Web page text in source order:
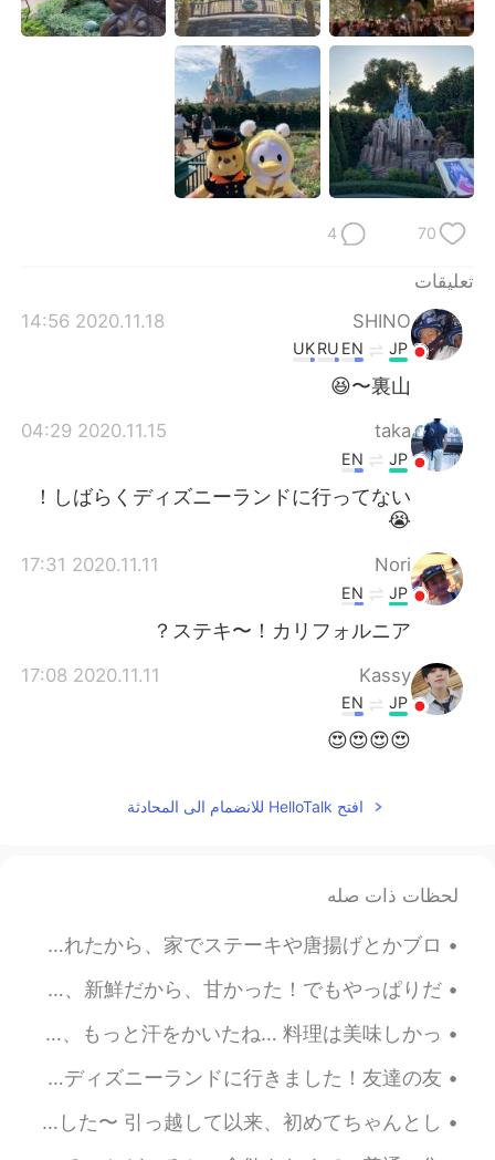
70
4
تعليقات
SHINO
2020.11.18 14:56
JP
EN
RU
UK
裏山〜😆
taka
2020.11.15 04:29
JP
EN
しばらくディズニーランドに行ってない！
😭
Nori
2020.11.11 17:31
JP
EN
ステキ〜！カリフォルニア？
Kassy
2020.11.11 17:08
JP
EN
😍😍😍😍
افتح HelloTalk للانضمام الى المحادثة
لحظات ذات صله
ハロウィンだけど、今日は外に行かなくて、家で過ごしました!何故かと言うと、今日も大好きな人の誕生日だ🎂高いレストランに行くより、手作り料理を食べたいって言われたから、家でステーキや唐揚げとかブロ...
滅多に海産物を食べないけど、今日は魚の居酒屋に行きました〜店員が新鮮な魚を持ってきて、選ばせてくれた！焼きたての魚がふわふわで美味しかった！ホテルもでかいし、新鮮だから、甘かった！でもやっぱりだ...
今日はオシャレなレストランに行くから、ちゃんとメイクしたのに、天気が暑すぎて、数分歩いてもすぐ汗まみれになってしまった… 特にマスクをしないといけないから、もっと汗をかいたね… 料理は美味しかっ...
久しぶりにハロートークに戻りました。 最近色々ありすぎて、イラストも普段の料理も放置しちゃったね😓仕事が忙しくなるのは悪くないけどね 今日は4年ぶりにここのディズニーランドに行きました！友達の友...
楽しかった1日でした！ ゴーゴーカレー食べて、ゲーセンでキャプテンアメリカのフィギュアを簡単に取れて、嬉しかった！（＾∇＾） 夜ご飯またハンバーグを作りました〜 引っ越して以来、初めてちゃんとし...